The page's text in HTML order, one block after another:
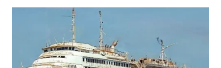
WAHANA
NEWS